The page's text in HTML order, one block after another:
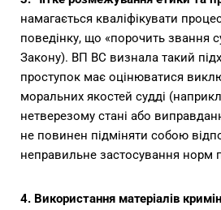
намагається кваліфікувати
поведінку, що «порочить звання
Закону). ВП ВС визнала такий
проступок має оцінюватися
моральних якостей судді
нетверезому стані або
не повинен підміняти собою
неправильне застосування норм
4. Використання матеріалів